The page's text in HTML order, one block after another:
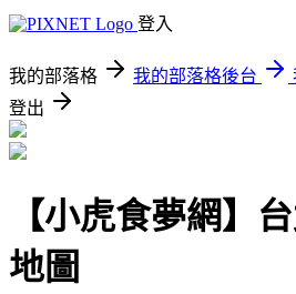
登入
我的部落格 我的部落格後台
登出
【小虎食夢網】
地圖